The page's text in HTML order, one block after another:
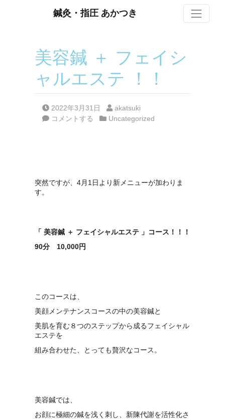
鍼灸・指圧 あかつき
美容鍼 ＋ フェイシ
ャルエステ ！！
Posted on
2022年3月31日 Posted by
akatsuki
コメントする
Posted in
Uncategorized
突然ですが、4月1日より新メニューが加わりま
す。
「 美容鍼 ＋ フェイシャルエステ 」コース！！！
90分 10,000円
このコースは、
美顔メンテナンスコースの中の美容鍼と
美肌を育む８つのステップから成るフェイシャル
エステを
組み合わせた、とっても贅沢なコース。
美容鍼では、
お顔に極細の鍼を浅く刺し、新陳代謝を活性化さ